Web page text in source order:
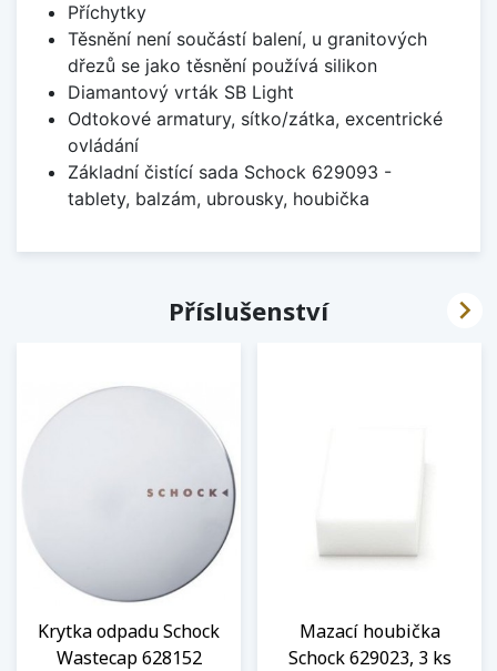
Příchytky
Těsnění není součástí balení, u granitových
dřezů se jako těsnění používá silikon
Diamantový vrták SB Light
Odtokové armatury, sítko/zátka, excentrické
ovládání
Základní čistící sada Schock 629093 -
tablety, balzám, ubrousky, houbička
Příslušenství
Krytka odpadu Schock
Wastecap 628152
Mazací houbička
Schock 629023, 3 ks
